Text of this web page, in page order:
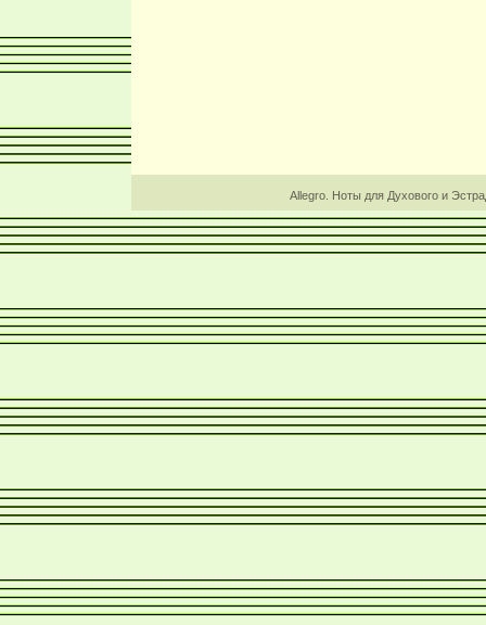
Allegro. Ноты для Духового и